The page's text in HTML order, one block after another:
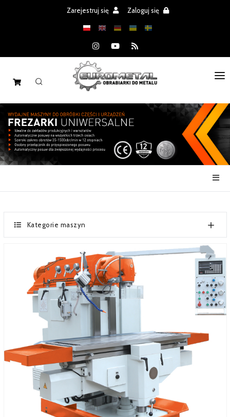
Zarejestruj się Zaloguj się
MASZYNY
CZĘŚCI
SERWIS
FINANSOWANIE
KATALOGI
Kategorie maszyn